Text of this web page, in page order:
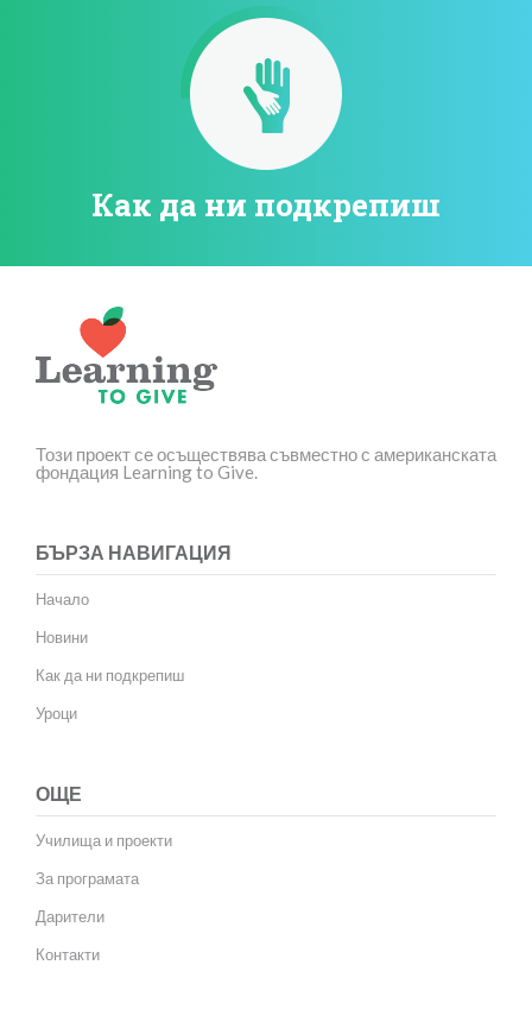
Как да ни подкрепиш
Този проект се осъществява съвместно с американската
фондация Learning to Give.
БЪРЗА НАВИГАЦИЯ
Начало
Новини
Как да ни подкрепиш
Уроци
ОЩЕ
Училища и проекти
За програмата
Дарители
Контакти